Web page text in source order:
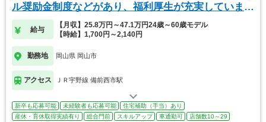
ル奨励金制度などがあり、福利厚生が充実していま
す！
給与
【月収】25.8万円～47.1万円24歳～60歳モデル
【時給】1,700円～2,140円
勤務地 岡山県 岡山市
アクセス ＪＲ宇野線 備前西市駅
新卒も応募可能 未経験者も応募可能
住宅補助（手当）あり
産休・育休取得実績有り
総合門前 スキルアップ 車通勤可
店舗数10～29